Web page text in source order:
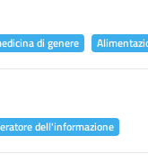
di genere
dell'informazione